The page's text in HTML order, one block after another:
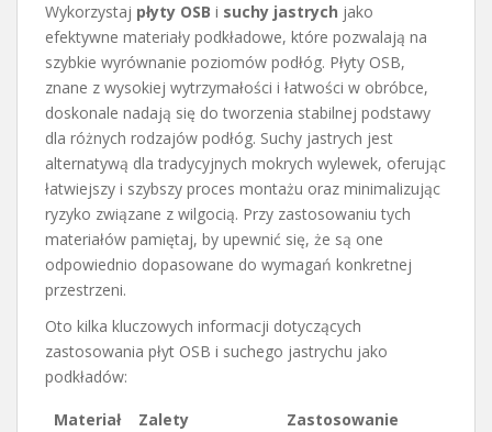
Wykorzystaj płyty OSB i suchy jastrych jako
efektywne materiały podkładowe, które pozwalają na
szybkie wyrównanie poziomów podłóg. Płyty OSB,
znane z wysokiej wytrzymałości i łatwości w obróbce,
doskonale nadają się do tworzenia stabilnej podstawy
dla różnych rodzajów podłóg. Suchy jastrych jest
alternatywą dla tradycyjnych mokrych wylewek, oferując
łatwiejszy i szybszy proces montażu oraz minimalizując
ryzyko związane z wilgocią. Przy zastosowaniu tych
materiałów pamiętaj, by upewnić się, że są one
odpowiednio dopasowane do wymagań konkretnej
przestrzeni.
Oto kilka kluczowych informacji dotyczących
zastosowania płyt OSB i suchego jastrychu jako
podkładów:
Materiał Zalety
Zastosowanie